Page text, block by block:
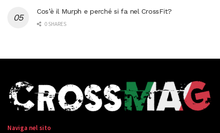
Cos’è il Murph e perché si fa nel CrossFit?
0 SHARES
Naviga nel sito